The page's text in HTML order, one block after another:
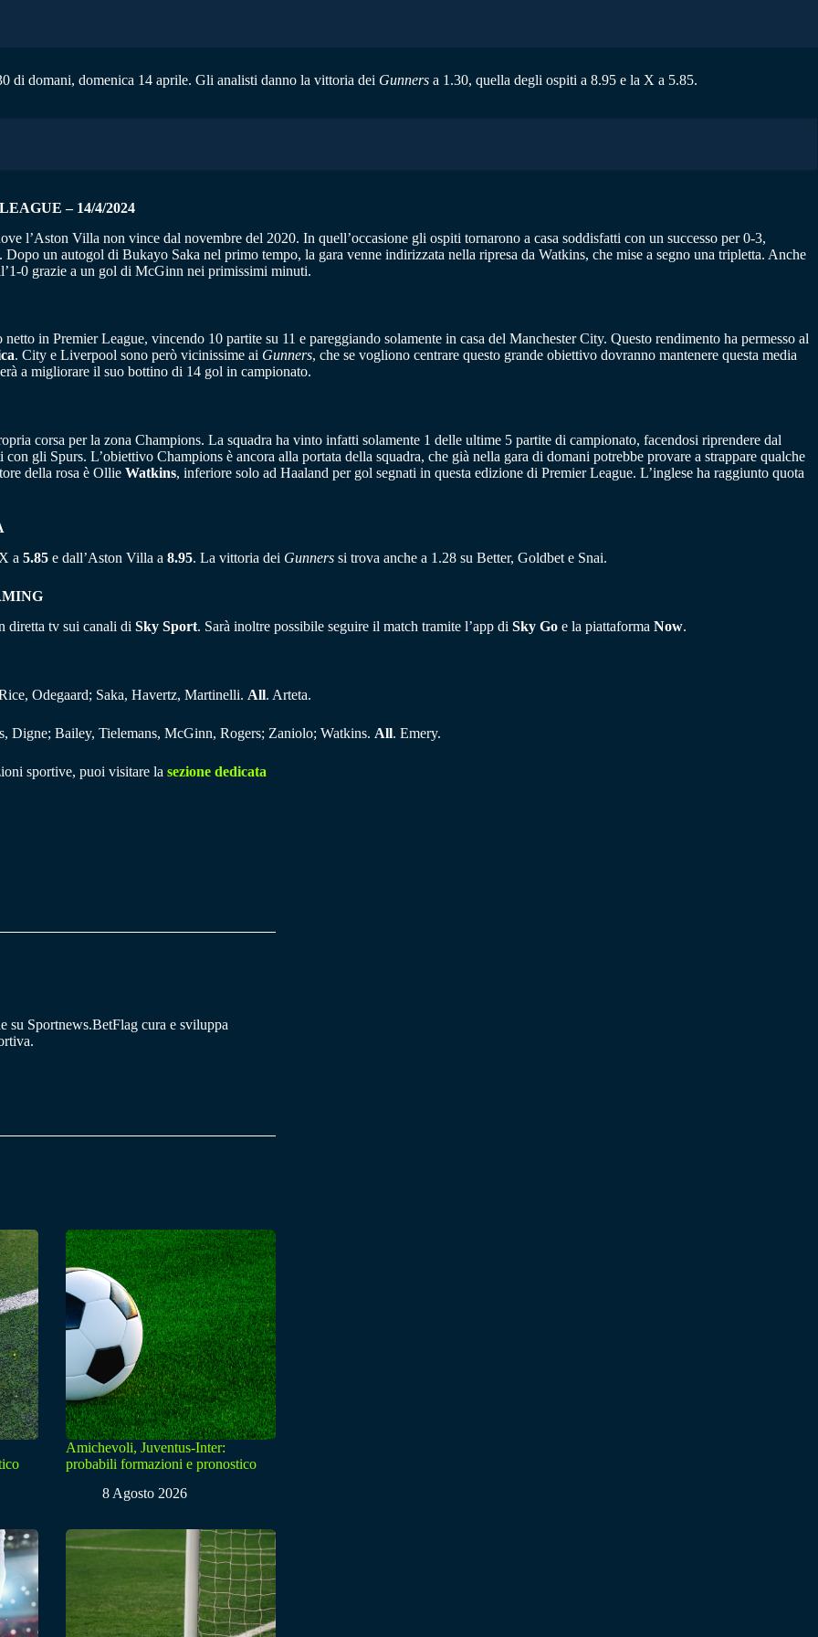
di domani, domenica 14 aprile. Gli analisti danno la vittoria dei Gunners a 1.30, quella degli ospiti a 8.95 e la X a 5.85.
– 14/4/2024
l’Aston Villa non vince dal novembre del 2020. In quell’occasione gli ospiti tornarono a casa soddisfatti con un successo per 0-3,
un autogol di Bukayo Saka nel primo tempo, la gara venne indirizzata nella ripresa da Watkins, che mise a segno una tripletta. Anche
0 grazie a un gol di McGinn nei primissimi minuti.
in Premier League, vincendo 10 partite su 11 e pareggiando solamente in casa del Manchester City. Questo rendimento ha permesso al
. City e Liverpool sono però vicinissime ai Gunners, che se vogliono centrare questo grande obiettivo dovranno mantenere questa media
a migliorare il suo bottino di 14 gol in campionato.
corsa per la zona Champions. La squadra ha vinto infatti solamente 1 delle ultime 5 partite di campionato, facendosi riprendere dal
gli Spurs. L’obiettivo Champions è ancora alla portata della squadra, che già nella gara di domani potrebbe provare a strappare qualche
della rosa è Ollie Watkins, inferiore solo ad Haaland per gol segnati in questa edizione di Premier League. L’inglese ha raggiunto quota
a 5.85 e dall’Aston Villa a 8.95. La vittoria dei Gunners si trova anche a 1.28 su Better, Goldbet e Snai.
diretta tv sui canali di Sky Sport. Sarà inoltre possibile seguire il match tramite l’app di Sky Go e la piattaforma Now.
Odegaard; Saka, Havertz, Martinelli. All. Arteta.
Digne; Bailey, Tielemans, McGinn, Rogers; Zaniolo; Watkins. All. Emery.
sportive, puoi visitare la sezione dedicata
su Sportnews.BetFlag cura e sviluppa
Amichevoli, Juventus-Inter:
probabili formazioni e pronostico
8 Agosto 2026